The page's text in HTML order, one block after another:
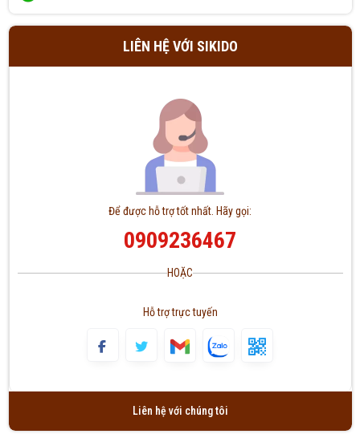
Trần Xuân Hóa đã mua sản phẩm sàn gỗ tự nhiên
Nguyễn Thị Duy Linh đã mua sản phẩm sàn gỗ tự nhiên
Hoàng Mạnh Tuấn đã mua sản phẩm sàn gỗ tự nhiên
Nguyễn Thị Phương đã mua sản phẩm sàn gỗ tự nhiên
Huy Nguyễn đã mua sản phẩm sàn gỗ tự nhiên
Lê Ngọc Hoàng Yến đã mua sản phẩm sàn gỗ tự nhiên
Hồ Thị Anh Thư đã mua sản phẩm sàn gỗ tự nhiên 09/08/2026
LIÊN HỆ VỚI SIKIDO
Để được hỗ trợ tốt nhất. Hãy gọi:
0909236467
HOẶC
Hỗ trợ trực tuyến
Liên hệ với chúng tôi